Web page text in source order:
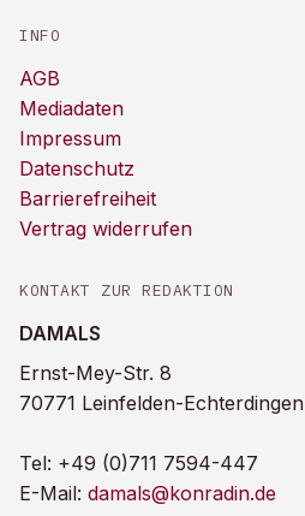
INFO
AGB
Mediadaten
Impressum
Datenschutz
Barrierefreiheit
Vertrag widerrufen
KONTAKT ZUR REDAKTION
DAMALS
Ernst-Mey-Str. 8
70771 Leinfelden-Echterdingen
Tel: +49 (0)711 7594-447
E-Mail: damals@konradin.de